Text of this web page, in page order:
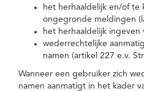
het herhaaldelijk en/of te
ongegronde meldingen
het herhaaldelijk ingeven
wederrechtelijke
namen (artikel 227 e.v.
Wanneer een gebruiker zich
namen aanmatigt in het kader